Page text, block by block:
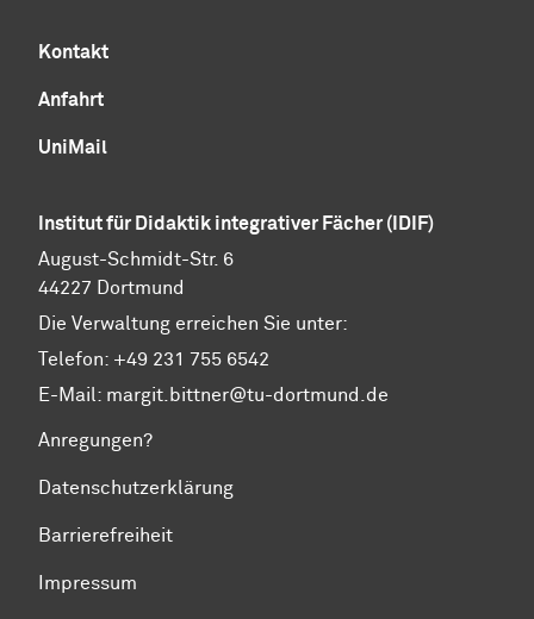
Kontakt
Anfahrt
UniMail
Institut für Didaktik integrativer Fächer (IDIF)
August-Schmidt-Str. 6
44227 Dortmund
Die Verwaltung erreichen Sie unter:
Telefon: +49 231 755 6542
E-Mail: margit.bittner@tu-dortmund.de
Anregungen?
Datenschutzerklärung
Barrierefreiheit
Impressum